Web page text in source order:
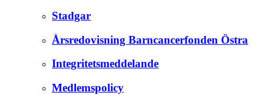
Stadgar
Årsredovisning Barncancerfonden Östra
Integritetsmeddelande
Medlemspolicy